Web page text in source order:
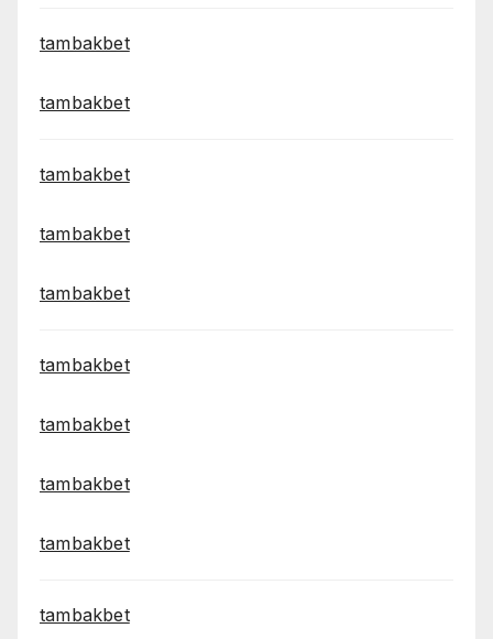
tambakbet
tambakbet
tambakbet
tambakbet
tambakbet
tambakbet
tambakbet
tambakbet
tambakbet
tambakbet